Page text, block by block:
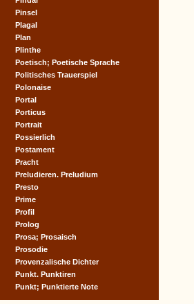
Pinsel
Plagal
Plan
Plinthe
Poetisch; Poetische Sprache
Politisches Trauerspiel
Polonaise
Portal
Porticus
Portrait
Possierlich
Postament
Pracht
Preludieren. Preludium
Presto
Prime
Profil
Prolog
Prosa; Prosaisch
Prosodie
Provenzalische Dichter
Punkt. Punktiren
Punkt; Punktierte Note